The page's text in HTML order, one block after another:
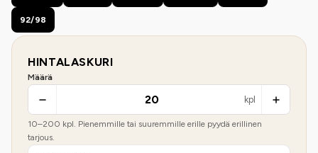
92/98
HINTALASKURI
Määrä
kpl
10–200 kpl. Pienemmille tai suuremmille erille pyydä erillinen
tarjous.